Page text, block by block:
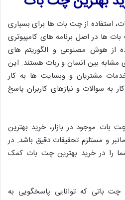
استفاده از چت بات ها برای بسیاری
ها در اصل برنامه های کامپیوتری
از هوش مصنوعی و الگوریتم های
مشابه بین انسان و ربات هستند. این
مشتریان و وبسایت ها به کار
به سوالات و نیازهای کاربران پاسخ
بات موجود در بازار، خرید بهترین
و مستلزم تحقیقات دقیق باشد. در
را در خرید بهترین چت بات کمک
چت باتی که توانایی پاسخگویی به